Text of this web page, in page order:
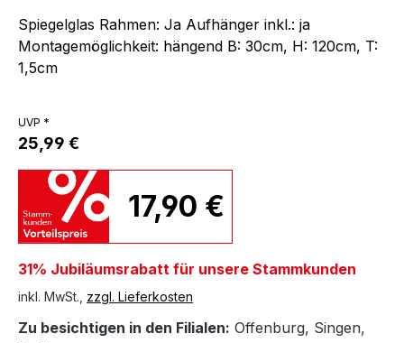
Spiegelglas Rahmen: Ja Aufhänger inkl.: ja
Montagemöglichkeit: hängend B: 30cm, H: 120cm, T:
1,5cm
UVP *
25,99 €
17,90 €
31% Jubiläumsrabatt für unsere Stammkunden
inkl. MwSt., zzgl. Lieferkosten
Zu besichtigen in den Filialen: Offenburg, Singen,